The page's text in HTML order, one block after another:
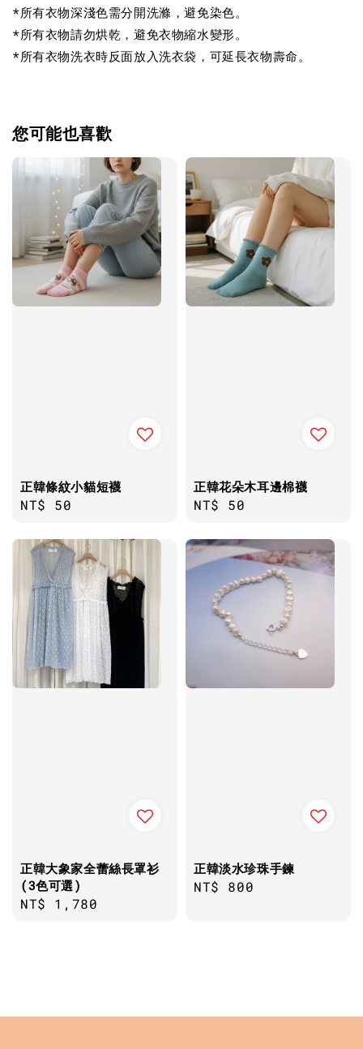
*所有衣物深淺色需分開洗滌，避免染色。
*所有衣物請勿烘乾，避免衣物縮水變形。
*所有衣物洗衣時反面放入洗衣袋，可延長衣物壽命。
您可能也喜歡
正韓條紋小貓短襪
Regular
NT$ 50
正韓花朵木耳邊棉襪
Regular
NT$ 50
正韓大象家全蕾絲長罩衫
(3色可選)
Regular
NT$ 1,780
正韓淡水珍珠手鍊
Regular
NT$ 800